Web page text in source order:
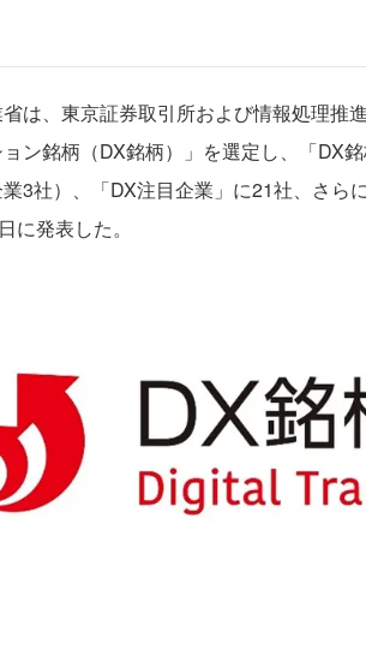
は、東京証券取引所および情報処理推
ン銘柄（DX銘柄）」を選定し、「DX
3社）、「DX注目企業」に21社、さら
に発表した。